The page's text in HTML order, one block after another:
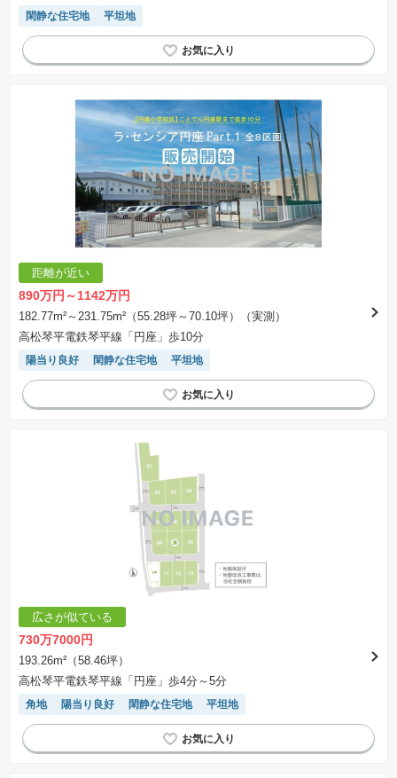
閑静な住宅地 平坦地
距離が近い
890万円～1142万円
182.77m²～231.75m²（55.28坪～70.10坪）（実測）
高松琴平電鉄琴平線「円座」歩10分
陽当り良好 閑静な住宅地 平坦地
広さが似ている
730万7000円
193.26m²（58.46坪）
高松琴平電鉄琴平線「円座」歩4分～5分
角地 陽当り良好 閑静な住宅地 平坦地